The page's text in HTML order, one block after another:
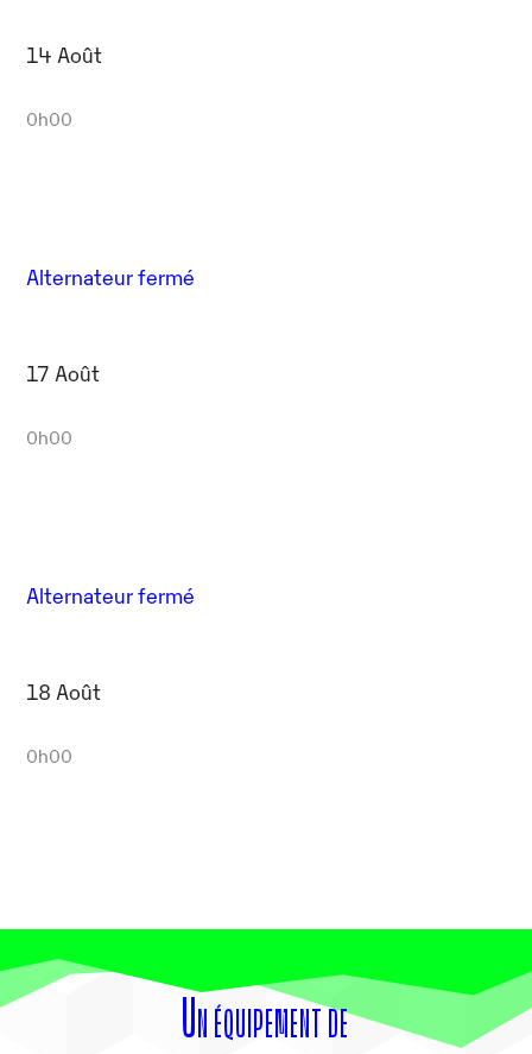
14 Août
0h00
Alternateur fermé
17 Août
0h00
Alternateur fermé
18 Août
0h00
Un équipement de